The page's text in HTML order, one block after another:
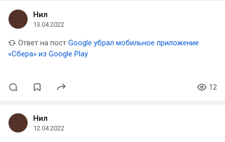
Нил
13.04.2022
Ответ на пост Google убрал мобильное приложение
«Сбера» из Google Play
12
Нил
12.04.2022